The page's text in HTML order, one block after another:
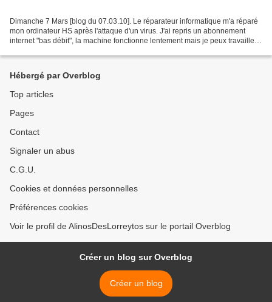
Dimanche 7 Mars [blog du 07.03.10]. Le réparateur informatique m'a réparé
mon ordinateur HS après l'attaque d'un virus. J'ai repris un abonnement
internet "bas débit", la machine fonctionne lentement mais je peux travailler
Hébergé par Overblog
Top articles
Pages
Contact
Signaler un abus
C.G.U.
Cookies et données personnelles
Préférences cookies
Voir le profil de AlinosDesLorreytos sur le portail Overblog
Créer un blog sur Overblog
Créer un blog